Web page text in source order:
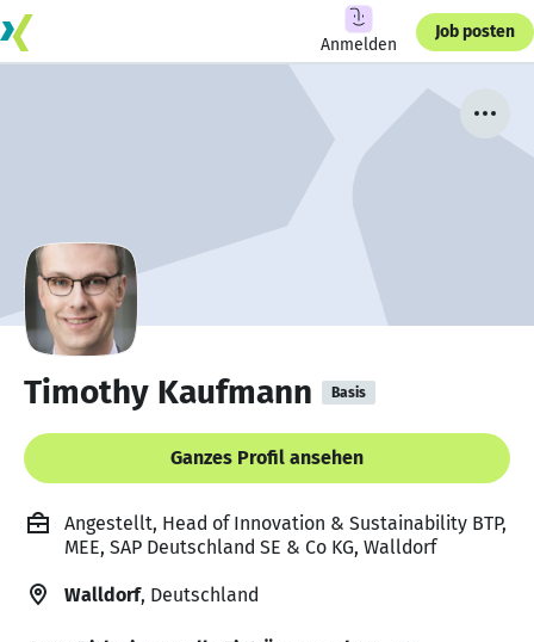
Anmelden
Job posten
Timothy Kaufmann Basis
Ganzes Profil ansehen
Angestellt, Head of Innovation & Sustainability BTP,
MEE, SAP Deutschland SE & Co KG, Walldorf
Walldorf, Deutschland